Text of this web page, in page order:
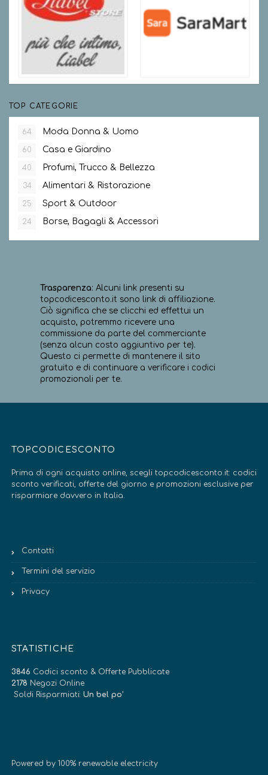
TOP CATEGORIE
64 Moda Donna & Uomo
60 Casa e Giardino
40 Profumi, Trucco & Bellezza
34 Alimentari & Ristorazione
25 Sport & Outdoor
24 Borse, Bagagli & Accessori
Trasparenza: Alcuni link presenti su
topcodicesconto.it sono link di affiliazione.
Ciò significa che se clicchi ed effettui un
acquisto, potremmo ricevere una
commissione da parte del commerciante
(senza alcun costo aggiuntivo per te).
Questo ci permette di mantenere il sito
gratuito e di continuare a verificare i codici
promozionali per te.
TOPCODICESCONTO
Prima di ogni acquisto online, scegli topcodicesconto.it: codici
sconto verificati, offerte del giorno e promozioni esclusive per
risparmiare davvero in Italia.
Contatti
Termini del servizio
Privacy
STATISTICHE
3846 Codici sconto & Offerte Pubblicate
2178 Negozi Online
Soldi Risparmiati: Un bel po’
Powered by 100% renewable electricity